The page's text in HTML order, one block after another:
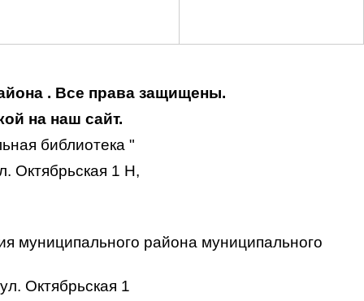
. Все права защищены.
на наш сайт.
библиотека "
Октябрьская 1 Н,
муниципального района муниципального
Октябрьская 1